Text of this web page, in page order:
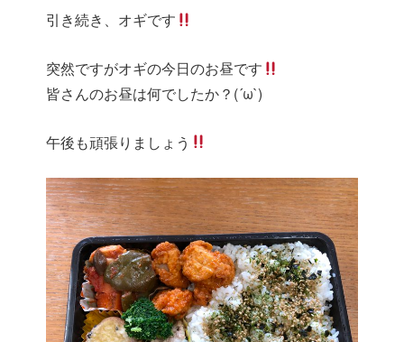
引き続き、オギです
突然ですがオギの今日のお昼です
皆さんのお昼は何でしたか？(´ω`)
午後も頑張りましょう